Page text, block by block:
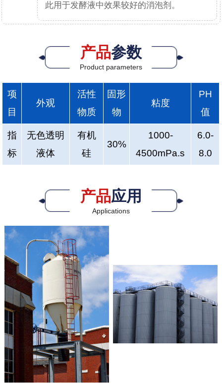
此用于发酵液中效果较好的消泡剂。
产品参数
Product parameters
项
目
外观
活性
物质
固形
物
粘度
PH
值
指
标
无色透明
液体
有机
硅
30%
1000-
4500mPa.s
6.0-
8.0
产品应用
Applications